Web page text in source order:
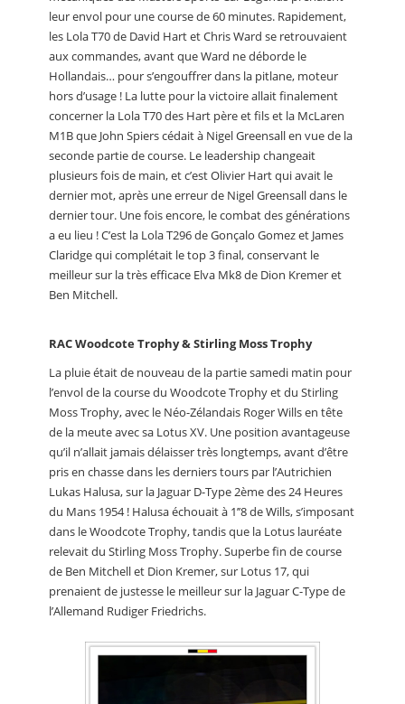
leur envol pour une course de 60 minutes. Rapidement,
les Lola T70 de David Hart et Chris Ward se retrouvaient
aux commandes, avant que Ward ne déborde le
Hollandais… pour s’engouffrer dans la pitlane, moteur
hors d’usage ! La lutte pour la victoire allait finalement
concerner la Lola T70 des Hart père et fils et la McLaren
M1B que John Spiers cédait à Nigel Greensall en vue de la
seconde partie de course. Le leadership changeait
plusieurs fois de main, et c’est Olivier Hart qui avait le
dernier mot, après une erreur de Nigel Greensall dans le
dernier tour. Une fois encore, le combat des générations
a eu lieu ! C’est la Lola T296 de Gonçalo Gomez et James
Claridge qui complétait le top 3 final, conservant le
meilleur sur la très efficace Elva Mk8 de Dion Kremer et
Ben Mitchell.
RAC Woodcote Trophy & Stirling Moss Trophy
La pluie était de nouveau de la partie samedi matin pour
l’envol de la course du Woodcote Trophy et du Stirling
Moss Trophy, avec le Néo-Zélandais Roger Wills en tête
de la meute avec sa Lotus XV. Une position avantageuse
qu’il n’allait jamais délaisser très longtemps, avant d’être
pris en chasse dans les derniers tours par l’Autrichien
Lukas Halusa, sur la Jaguar D-Type 2ème des 24 Heures
du Mans 1954 ! Halusa échouait à 1’’8 de Wills, s’imposant
dans le Woodcote Trophy, tandis que la Lotus lauréate
relevait du Stirling Moss Trophy. Superbe fin de course
de Ben Mitchell et Dion Kremer, sur Lotus 17, qui
prenaient de justesse le meilleur sur la Jaguar C-Type de
l’Allemand Rudiger Friedrichs.